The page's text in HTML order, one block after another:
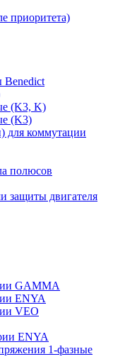
приоритета)
Benedict
(K3, K)
(K3)
для коммутации
полюсов
защиты двигателя
GAMMA
ENYA
VEO
ENYA
1-фазные